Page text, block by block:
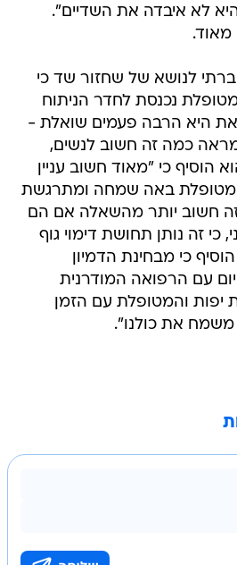
לא איבדה את השדיים".
מאוד.
לנושא של שחזור שד כי
נכנסת לחדר הניתוח
היא הרבה פעמים שואלת -
כמה זה חשוב לנשים,
כי "מאוד חשוב עניין
באה שמחה ומתרגשת
זה חשוב יותר מהשאלה אם הם
כי זה נותן תחושת דימוי גוף
כי מבחינת הדמיון
עם הרפואה המודרנית
יפות והמטופלת עם הזמן
את כולנו".